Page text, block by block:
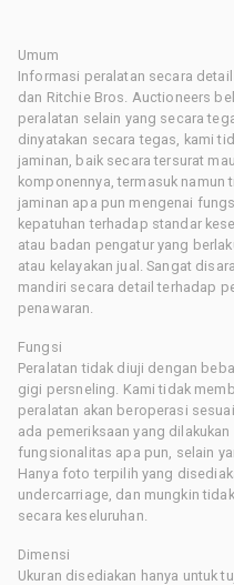
Umum
Informasi peralatan secara
dan Ritchie Bros. Auctioneers
peralatan selain yang secara
dinyatakan secara tegas, kami
jaminan, baik secara tersurat
komponennya, termasuk
jaminan apa pun mengenai
kepatuhan terhadap standar
atau badan pengatur yang
atau kelayakan jual. Sangat
mandiri secara detail terhadap
penawaran.
Fungsi
Peralatan tidak diuji dengan
gigi persneling. Kami tidak
peralatan akan beroperasi
ada pemeriksaan yang
fungsionalitas apa pun, selain
Hanya foto terpilih yang
undercarriage, dan mungkin
secara keseluruhan.
Dimensi
Ukuran disediakan hanya untuk